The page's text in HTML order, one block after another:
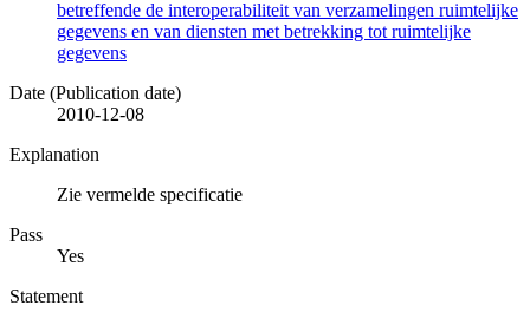
betreffende de interoperabiliteit van verzamelingen ruimtelijke
gegevens en van diensten met betrekking tot ruimtelijke
gegevens
Date (Publication date)
2010-12-08
Explanation
Zie vermelde specificatie
Pass
Yes
Statement